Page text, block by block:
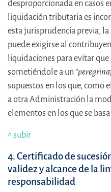
desproporcionada en casos
liquidación tributaria es
esta jurisprudencia previa,
puede exigirse al
liquidaciones para evitar
sometiéndole a un “
supuestos en los que, como
a otra Administración la
elementos en los que se
^ subir
4. Certificado de
validez y alcance de la
responsabilidad